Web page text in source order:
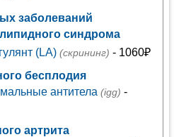
заболеваний
синдрома
(LA) (скрининг) - 1060₽
бесплодия
антитела (igg) -
артрита